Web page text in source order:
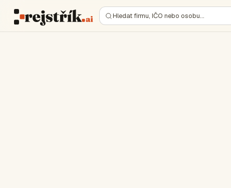
Hledat firmu, IČO nebo osobu…